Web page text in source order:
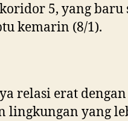
5, yang baru
kemarin (8/1).
relasi erat
lingkungan yang